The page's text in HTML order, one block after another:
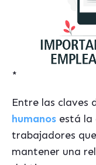
*
Entre las claves
humanos está la
trabajadores
mantener una